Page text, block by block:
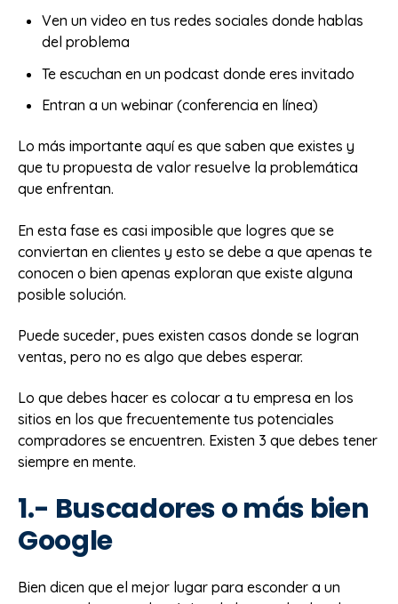
Ven un video en tus redes sociales donde hablas
del problema
Te escuchan en un podcast donde eres invitado
Entran a un webinar (conferencia en línea)
Lo más importante aquí es que saben que existes y
que tu propuesta de valor resuelve la problemática
que enfrentan.
En esta fase es casi imposible que logres que se
conviertan en clientes y esto se debe a que apenas te
conocen o bien apenas exploran que existe alguna
posible solución.
Puede suceder, pues existen casos donde se logran
ventas, pero no es algo que debes esperar.
Lo que debes hacer es colocar a tu empresa en los
sitios en los que frecuentemente tus potenciales
compradores se encuentren. Existen 3 que debes tener
siempre en mente.
1.- Buscadores o más bien
Google
Bien dicen que el mejor lugar para esconder a un